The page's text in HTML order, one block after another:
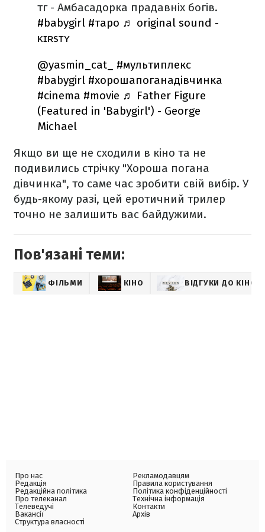
тг - Амбасадорка прадавніх богів.
#babygirl #таро ♬ original sound -
ᴋɪʀsᴛʏ
@yasmin_cat_
#мультиплекс
#babygirl #хорошапоганадівчинка
#cinema #movie ♬ Father Figure
(Featured in 'Babygirl') - George
Michael
Якщо ви ще не сходили в кіно та не
подивились стрічку "Хороша погана
дівчинка", то саме час зробити свій вибір. У
будь-якому разі, цей еротичний трилер
точно не залишить вас байдужими.
Пов'язані теми:
ФІЛЬМИ КІНО ВІДГУКИ ДО
Про нас
Редакція
Редакційна політика
Про телеканал
Телеведучі
Вакансії
Структура власності
Рекламодавцям
Правила користування
Політика конфіденційності
Технічна інформація
Контакти
Архів